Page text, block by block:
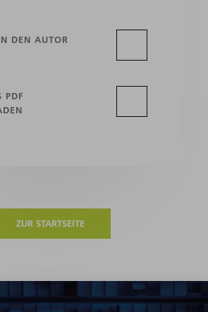
DEN AUTOR
PDF
ZUR STARTSEITE